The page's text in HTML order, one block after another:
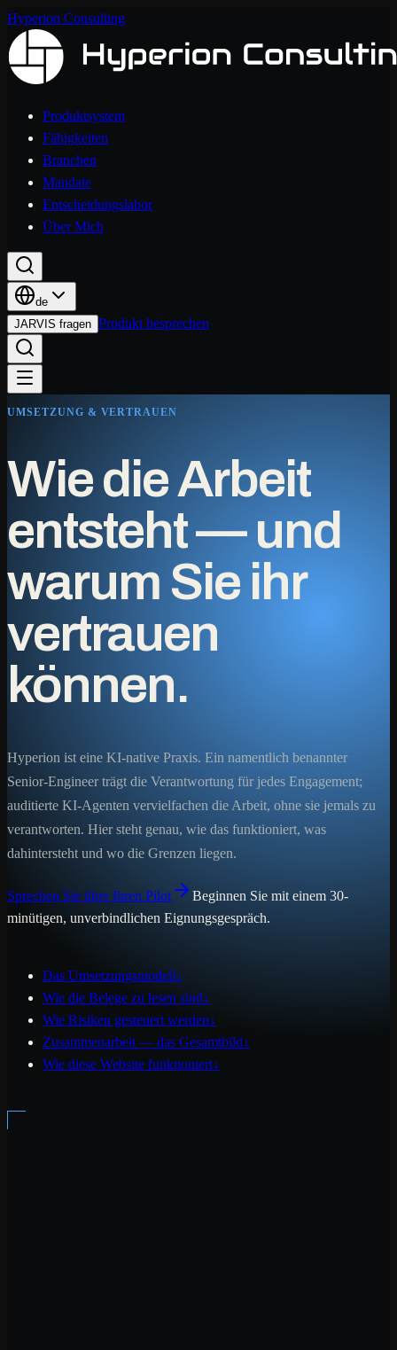
Hyperion Consulting
Produktsystem
Fähigkeiten
Branchen
Mandate
Entscheidungslabor
Über Mich
de
JARVIS fragen Produkt besprechen
UMSETZUNG & VERTRAUEN
Wie die Arbeit
entsteht — und
warum Sie ihr
vertrauen
können.
Hyperion ist eine KI-native Praxis. Ein namentlich benannter
Senior-Engineer trägt die Verantwortung für jedes Engagement;
auditierte KI-Agenten vervielfachen die Arbeit, ohne sie jemals zu
verantworten. Hier steht genau, wie das funktioniert, was
dahintersteht und wo die Grenzen liegen.
Sprechen Sie über Ihren Pilot
Beginnen Sie mit einem 30-
minütigen, unverbindlichen Eignungsgespräch.
Das Umsetzungsmodell↓
Wie die Belege zu lesen sind↓
Wie Risiken gesteuert werden↓
Zusammenarbeit — das Gesamtbild↓
Wie diese Website funktioniert↓